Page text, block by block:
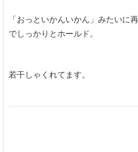
「おっといかんいかん」みたいに
でしっかりとホールド。
若干しゃくれてます。